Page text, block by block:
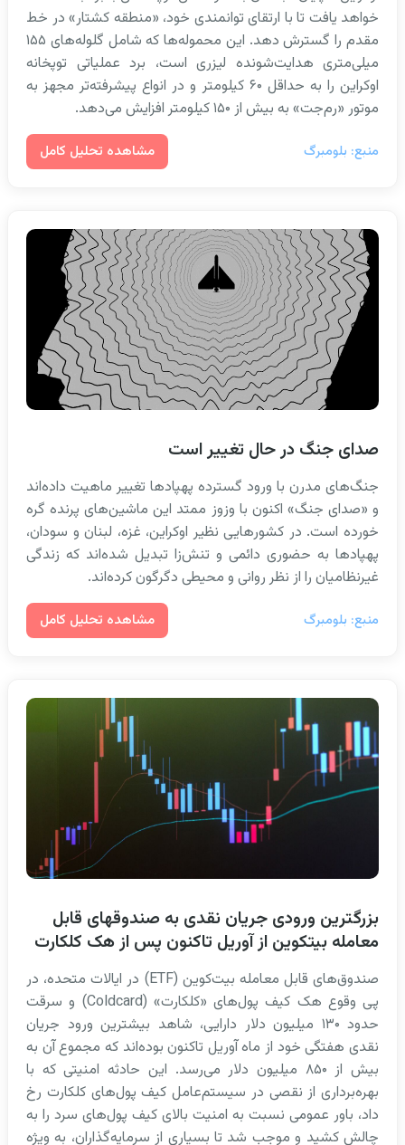
خواهد یافت تا با ارتقای توانمندی خود، «منطقه کشتار» در خط
مقدم را گسترش دهد. این محموله‌ها که شامل گلوله‌های ۱۵۵
میلی‌متری هدایت‌شونده لیزری است، برد عملیاتی توپخانه
اوکراین را به حداقل ۶۰ کیلومتر و در انواع پیشرفته‌تر مجهز به
موتور «رم‌جت» به بیش از ۱۵۰ کیلومتر افزایش می‌دهد.
منبع: بلومبرگ مشاهده تحلیل کامل
صدای جنگ در حال تغییر است
جنگ‌های مدرن با ورود گسترده پهپادها تغییر ماهیت داده‌اند
و «صدای جنگ» اکنون با وزوز ممتد این ماشین‌های پرنده گره
خورده است. در کشورهایی نظیر اوکراین، غزه، لبنان و سودان،
پهپادها به حضوری دائمی و تنش‌زا تبدیل شده‌اند که زندگی
غیرنظامیان را از نظر روانی و محیطی دگرگون کرده‌اند.
منبع: بلومبرگ مشاهده تحلیل کامل
بزرگترین ورودی جریان نقدی به صندوقهای قابل
معامله بیتکوین از آوریل تاکنون پس از هک کلکارت
صندوق‌های قابل معامله بیت‌کوین (ETF) در ایالات متحده، در
پی وقوع هک کیف پول‌های «کلکارت» (Coldcard) و سرقت
حدود ۱۳۰ میلیون دلار دارایی، شاهد بیشترین ورود جریان
نقدی هفتگی خود از ماه آوریل تاکنون بوده‌اند که مجموع آن به
بیش از ۸۵۰ میلیون دلار می‌رسد. این حادثه امنیتی که با
بهره‌برداری از نقصی در سیستم‌عامل کیف پول‌های کلکارت رخ
داد، باور عمومی نسبت به امنیت بالای کیف پول‌های سرد را به
چالش کشید و موجب شد تا بسیاری از سرمایه‌گذاران، به ویژه